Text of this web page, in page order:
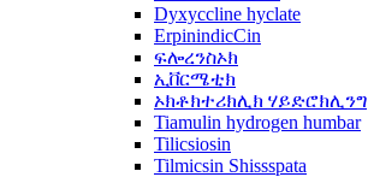
Dyxyccline hyclate
ErpinindicCin
ፍሎረንስኦክ
ኢቨርሜቲክ
ኦክቶክተሪክሊክ ሃይድሮክሊንግ
Tiamulin hydrogen humbar
Tilicsiosin
Tilmicsin Shissspata